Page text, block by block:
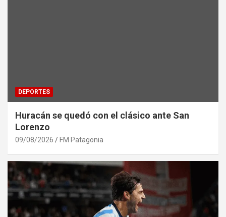
DEPORTES
Huracán se quedó con el clásico ante San
Lorenzo
09/08/2026 FM Patagonia